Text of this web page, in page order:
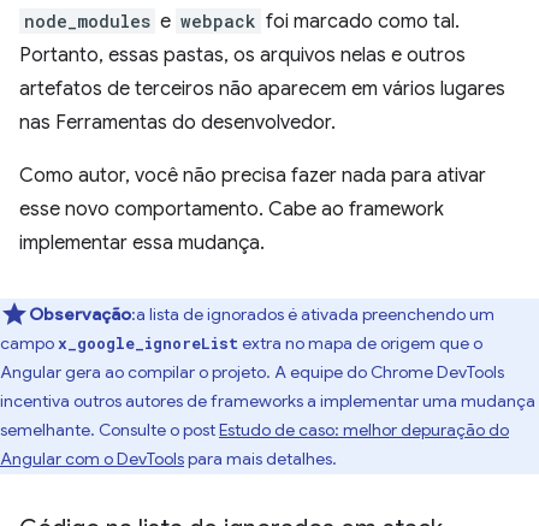
node_modules e webpack foi marcado como tal.
Portanto, essas pastas, os arquivos nelas e outros
artefatos de terceiros não aparecem em vários lugares
nas Ferramentas do desenvolvedor.
Como autor, você não precisa fazer nada para ativar
esse novo comportamento. Cabe ao framework
implementar essa mudança.
Observação:a lista de ignorados é ativada preenchendo um
campox_google_ignoreListextra no mapa de origem que o
Angular gera ao compilar o projeto. A equipe do Chrome DevTools
incentiva outros autores de frameworks a implementar uma mudança
semelhante. Consulte o postEstudo de caso: melhor depuração do
Angular com o DevToolspara mais detalhes.